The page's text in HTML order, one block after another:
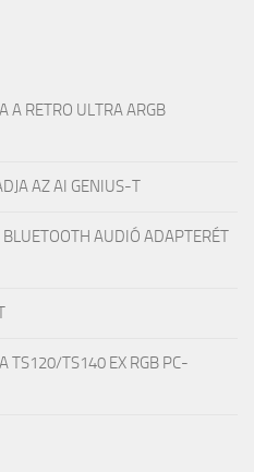
A RETRO ULTRA ARGB
AZ AI GENIUS-T
AUDIÓ ADAPTERÉT
TS120/TS140 EX RGB PC-